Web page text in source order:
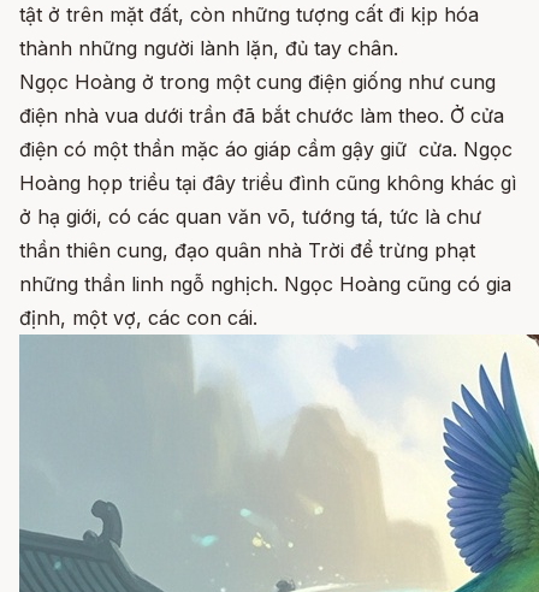
tật ở trên mặt đất, còn những tượng cất đi kịp hóa
thành những người lành lặn, đủ tay chân.
Ngọc Hoàng ở trong một cung điện giống như cung
điện nhà vua dưới trần đã bắt chước làm theo. Ở cửa
điện có một thần mặc áo giáp cầm gậy giữ cửa. Ngọc
Hoàng họp triều tại đây triều đình cũng không khác gì
ở hạ giới, có các quan văn võ, tướng tá, tức là chư
thần thiên cung, đạo quân nhà Trời để trừng phạt
những thần linh ngỗ nghịch. Ngọc Hoàng cũng có gia
định, một vợ, các con cái.